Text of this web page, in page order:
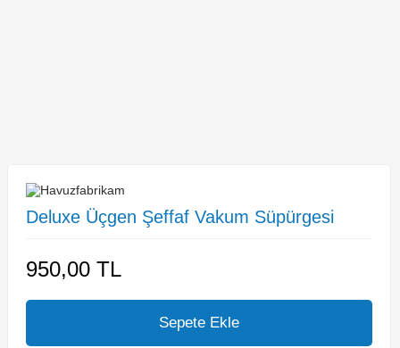
Deluxe Üçgen Şeffaf Vakum Süpürgesi
950,00 TL
Sepete Ekle